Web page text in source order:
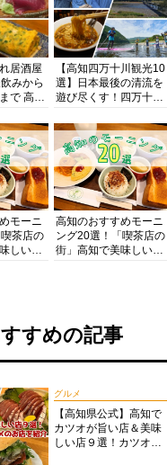
居酒屋
みから
で 高知
【高知四万十川観光10
選】日本最後の清流を
遊び尽くす！四万十川
を網羅したおすすめガ
イド
モーニ
茶店の
しい喫
高知のおすすめモーニ
ング20選！「喫茶店の
街」高知で美味しい喫
すめの記事
グルメ
【高知県公式】高知で
カツオが旨い店＆美味
しい店９選！カツオの